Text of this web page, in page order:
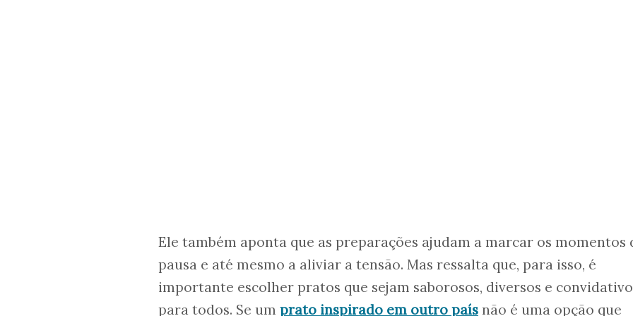
Ele também aponta que as preparações ajudam a marcar os momentos
pausa e até mesmo a aliviar a tensão. Mas ressalta que, para isso, é
importante escolher pratos que sejam saborosos, diversos e
para todos. Se um prato inspirado em outro país não é uma opção que